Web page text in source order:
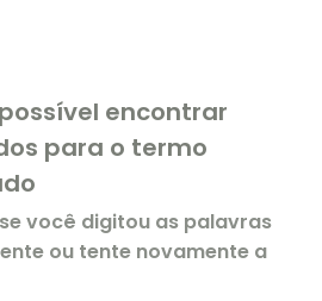
encontrar
para o termo
você digitou as palavras
ou tente novamente a